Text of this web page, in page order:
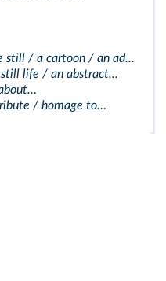
still / a cartoon / an ad...
life / an abstract...
/ homage to…